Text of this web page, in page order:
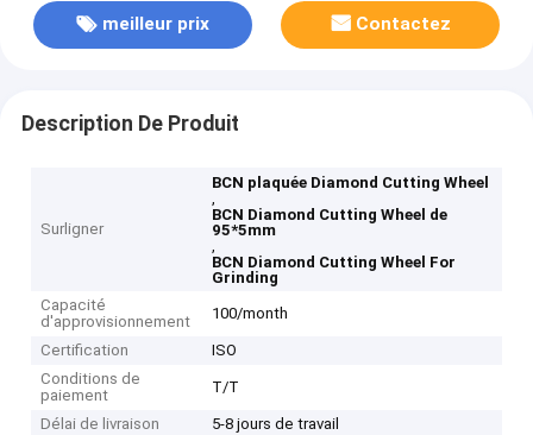
meilleur prix Contactez
Description De Produit
Surligner
BCN plaquée Diamond Cutting Wheel
,
BCN Diamond Cutting Wheel de
95*5mm
,
BCN Diamond Cutting Wheel For
Grinding
Capacité
d'approvisionnement
100/month
Certification
ISO
Conditions de
paiement
T/T
Délai de livraison
5-8 jours de travail